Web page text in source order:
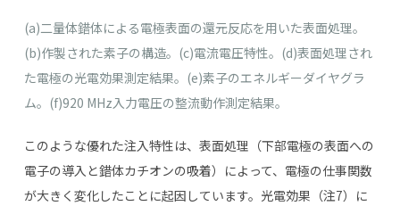
(a)二量体錯体による電極表面の還元反応を用いた表面処理。
(b)作製された素子の構造。(c)電流電圧特性。(d)表面処理され
た電極の光電効果測定結果。(e)素子のエネルギーダイヤグラ
ム。(f)920 MHz入力電圧の整流動作測定結果。
このような優れた注入特性は、表面処理（下部電極の表面への
電子の導入と錯体カチオンの吸着）によって、電極の仕事関数
が大きく変化したことに起因しています。光電効果（注7）に